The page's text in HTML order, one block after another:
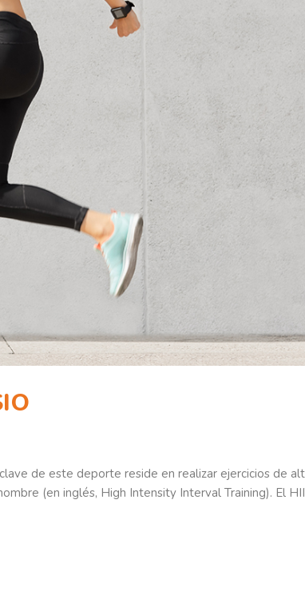
de este deporte reside en realizar ejercicios de
(en inglés, High Intensity Interval Training). El